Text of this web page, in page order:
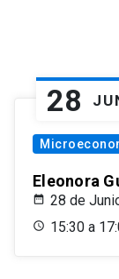
28
Eleonora
28 de
15:30 a